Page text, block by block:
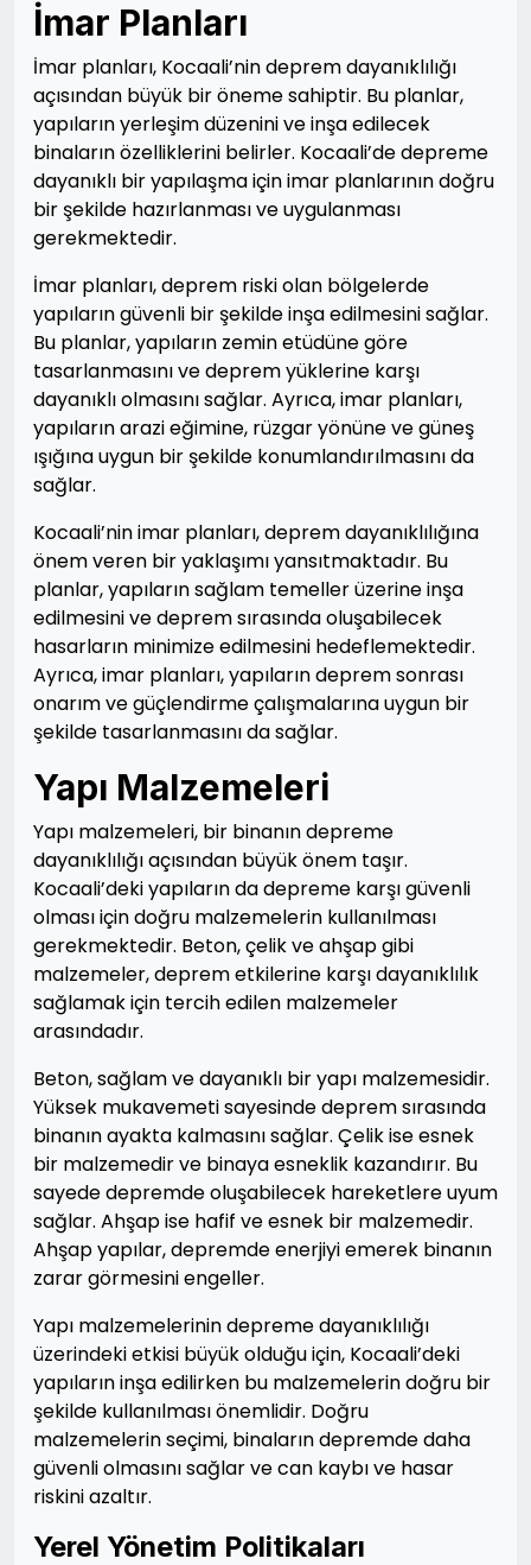
İmar Planları
İmar planları, Kocaali’nin deprem dayanıklılığı
açısından büyük bir öneme sahiptir. Bu planlar,
yapıların yerleşim düzenini ve inşa edilecek
binaların özelliklerini belirler. Kocaali’de depreme
dayanıklı bir yapılaşma için imar planlarının doğru
bir şekilde hazırlanması ve uygulanması
gerekmektedir.
İmar planları, deprem riski olan bölgelerde
yapıların güvenli bir şekilde inşa edilmesini sağlar.
Bu planlar, yapıların zemin etüdüne göre
tasarlanmasını ve deprem yüklerine karşı
dayanıklı olmasını sağlar. Ayrıca, imar planları,
yapıların arazi eğimine, rüzgar yönüne ve güneş
ışığına uygun bir şekilde konumlandırılmasını da
sağlar.
Kocaali’nin imar planları, deprem dayanıklılığına
önem veren bir yaklaşımı yansıtmaktadır. Bu
planlar, yapıların sağlam temeller üzerine inşa
edilmesini ve deprem sırasında oluşabilecek
hasarların minimize edilmesini hedeflemektedir.
Ayrıca, imar planları, yapıların deprem sonrası
onarım ve güçlendirme çalışmalarına uygun bir
şekilde tasarlanmasını da sağlar.
Yapı Malzemeleri
Yapı malzemeleri, bir binanın depreme
dayanıklılığı açısından büyük önem taşır.
Kocaali’deki yapıların da depreme karşı güvenli
olması için doğru malzemelerin kullanılması
gerekmektedir. Beton, çelik ve ahşap gibi
malzemeler, deprem etkilerine karşı dayanıklılık
sağlamak için tercih edilen malzemeler
arasındadır.
Beton, sağlam ve dayanıklı bir yapı malzemesidir.
Yüksek mukavemeti sayesinde deprem sırasında
binanın ayakta kalmasını sağlar. Çelik ise esnek
bir malzemedir ve binaya esneklik kazandırır. Bu
sayede depremde oluşabilecek hareketlere uyum
sağlar. Ahşap ise hafif ve esnek bir malzemedir.
Ahşap yapılar, depremde enerjiyi emerek binanın
zarar görmesini engeller.
Yapı malzemelerinin depreme dayanıklılığı
üzerindeki etkisi büyük olduğu için, Kocaali’deki
yapıların inşa edilirken bu malzemelerin doğru bir
şekilde kullanılması önemlidir. Doğru
malzemelerin seçimi, binaların depremde daha
güvenli olmasını sağlar ve can kaybı ve hasar
riskini azaltır.
Yerel Yönetim Politikaları